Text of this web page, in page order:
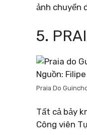
ảnh chuyển
5.
Nguồn:
Praia Do
Tất cả bảy
Công viên